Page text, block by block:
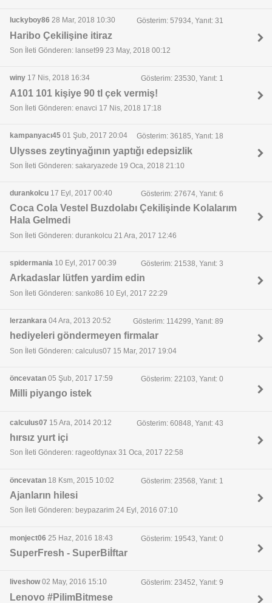
luckyboy86 28 Mar, 2018 10:30 Gösterim: 57934, Yanıt: 31
Haribo Çekilişine itiraz
Son İleti Gönderen: lanset99 23 May, 2018 00:12
winy 17 Nis, 2018 16:34 Gösterim: 23530, Yanıt: 1
A101 101 kişiye 90 tl çek vermiş!
Son İleti Gönderen: enavci 17 Nis, 2018 17:18
kampanyacı45 01 Şub, 2017 20:04 Gösterim: 36185, Yanıt: 18
Ulysses zeytinyağının yaptığı edepsizlik
Son İleti Gönderen: sakaryazede 19 Oca, 2018 21:10
durankolcu 17 Eyl, 2017 00:40 Gösterim: 27674, Yanıt: 6
Coca Cola Vestel Buzdolabı Çekilişinde Kolalarım
Hala Gelmedi
Son İleti Gönderen: durankolcu 21 Ara, 2017 12:46
spidermania 10 Eyl, 2017 00:39 Gösterim: 21538, Yanıt: 3
Arkadaslar lütfen yardim edin
Son İleti Gönderen: sanko86 10 Eyl, 2017 22:29
lerzankara 04 Ara, 2013 20:52 Gösterim: 114299, Yanıt: 89
hediyeleri göndermeyen firmalar
Son İleti Gönderen: calculus07 15 Mar, 2017 19:04
öncevatan 05 Şub, 2017 17:59 Gösterim: 22103, Yanıt: 0
Milli piyango istek
calculus07 15 Ara, 2014 20:12 Gösterim: 60848, Yanıt: 43
hırsız yurt içi
Son İleti Gönderen: rageofdynax 31 Oca, 2017 22:58
öncevatan 18 Ksm, 2015 10:02 Gösterim: 23568, Yanıt: 1
Ajanların hilesi
Son İleti Gönderen: beypazarim 24 Eyl, 2016 07:10
monject06 25 Haz, 2016 18:43 Gösterim: 19543, Yanıt: 0
SuperFresh - SuperBiİftar
liveshow02 May, 2016 15:10 Gösterim: 23452, Yanıt: 9
Lenovo #PilimBitmese